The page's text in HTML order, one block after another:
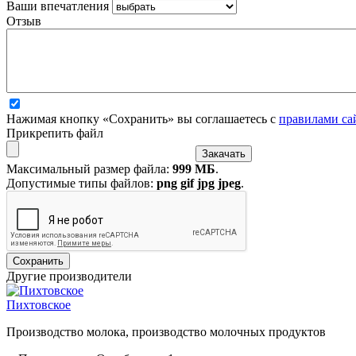
Ваши впечатления
Отзыв
Нажимая кнопку «Сохранить» вы соглашаетесь с правилами
Прикрепить файл
Максимальный размер файла: 999 МБ.
Допустимые типы файлов: png gif jpg jpeg.
Другие производители
Пихтовское
Производство молока, производство молочных продуктов